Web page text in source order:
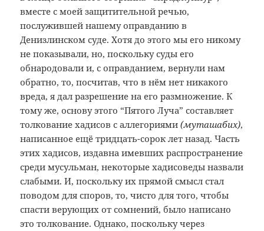
вместе с моей защитительной речью,
послужившей нашему оправданию в
Денизлинском суде. Хотя до этого мы его никому
не показывали, но, поскольку суды его
обнародовали и, с оправданием, вернули нам
обратно, то, посчитав, что в нём нет никакого
вреда, я дал разрешение на его размножение. К
тому же, основу этого “Пятого Луча” составляет
толкование хадисов с аллегориями(муташабих),
написанное ещё тридцать-сорок лет назад. Часть
этих хадисов, издавна имевших распространение
среди мусульман, некоторые хадисоведы назвали
слабыми. И, поскольку их прямой смысл стал
поводом для споров, то, чисто для того, чтобы
спасти верующих от сомнений, было написано
это толкование. Однако, поскольку через